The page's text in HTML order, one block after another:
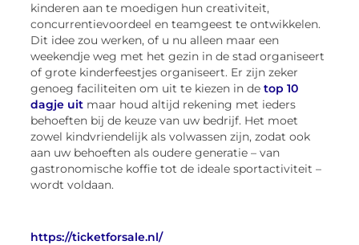
kinderen aan te moedigen hun creativiteit,
concurrentievoordeel en teamgeest te ontwikkelen.
Dit idee zou werken, of u nu alleen maar een
weekendje weg met het gezin in de stad organiseert
of grote kinderfeestjes organiseert. Er zijn zeker
genoeg faciliteiten om uit te kiezen in detop 10
dagje uit maar houd altijd rekening met ieders
behoeften bij de keuze van uw bedrijf. Het moet
zowel kindvriendelijk als volwassen zijn, zodat ook
aan uw behoeften als oudere generatie – van
gastronomische koffie tot de ideale sportactiviteit –
wordt voldaan.
https://ticketforsale.nl/